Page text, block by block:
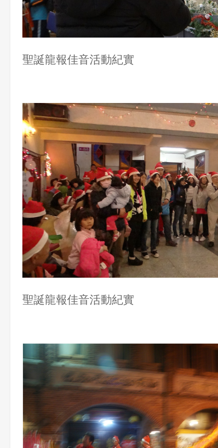
聖誕龍報佳音活動紀實
聖誕龍報佳音活動紀實